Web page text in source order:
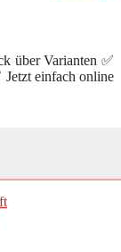
über Varianten ✅
Jetzt einfach online